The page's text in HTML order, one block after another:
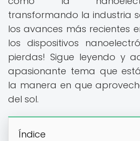
transformando la industria
los avances más recientes
los dispositivos
pierdas! Sigue leyendo y
apasionante tema que
la manera en que
del sol.
Índice